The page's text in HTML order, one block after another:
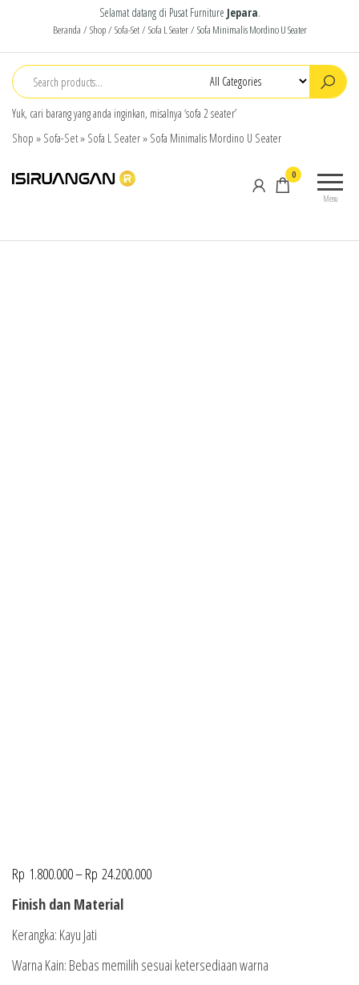
Selamat datang di Pusat Furniture Jepara.
Beranda / Shop/ Sofa-Set/ Sofa L Seater/ Sofa Minimalis Mordino U Seater
Yuk, cari barang yang anda inginkan, misalnya ‘sofa 2 seater’
Shop » Sofa-Set» Sofa L Seater» Sofa Minimalis Mordino U Seater
products
Menu
0
Rp 1.800.000–Rp 24.200.000
Finish dan Material
Kerangka: Kayu Jati
Warna Kain: Bebas memilih sesuai ketersediaan warna